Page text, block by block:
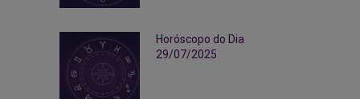
Horóscopo do Dia
29/07/2025